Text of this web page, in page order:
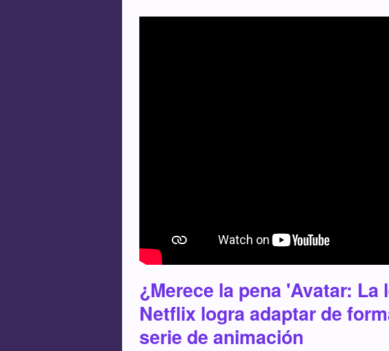
¿Merece la pena 'Avatar: La
Netflix logra adaptar de
serie de animación